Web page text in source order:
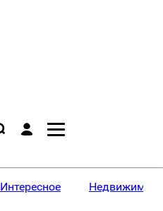
Интересное